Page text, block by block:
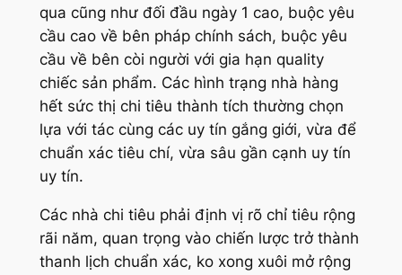
qua cũng như đối đầu ngày 1 cao, buộc yêu
cầu cao về bên pháp chính sách, buộc yêu
cầu về bên còi người với gia hạn quality
chiếc sản phẩm. Các hình trạng nhà hàng
hết sức thị chi tiêu thành tích thường chọn
lựa với tác cùng các uy tín gắng giới, vừa để
chuẩn xác tiêu chí, vừa sâu gần cạnh uy tín
uy tín.
Các nhà chi tiêu phải định vị rõ chỉ tiêu rộng
rãi năm, quan trọng vào chiến lược trở thành
thanh lịch chuẩn xác, ko xong xuôi mở rộng